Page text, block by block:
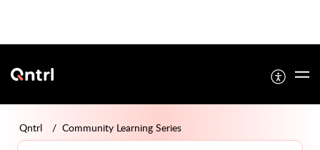
Qntrl Community Learning Series